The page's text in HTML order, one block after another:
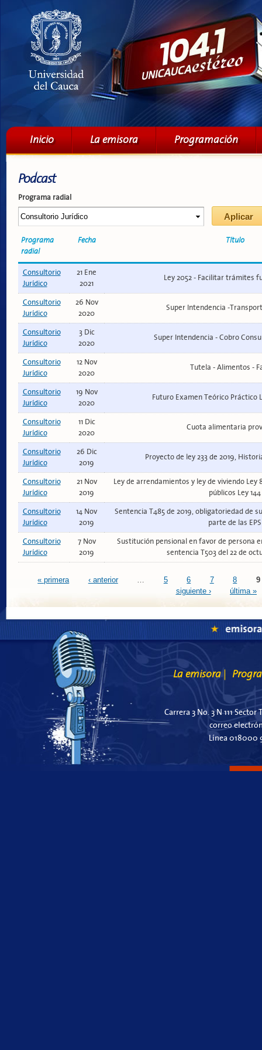
Menú principal
Inicio La emisora Programación
Podcast
Programa radial
Programa
radial
Fecha Título
Consultorio
Jurídico
21 Ene
2021
Ley 2052 - Facilitar trámites
Consultorio
Jurídico
26 Nov
2020
Super Intendencia -
Consultorio
Jurídico
3 Dic
2020
Super Intendencia - Cobro
Consultorio
Jurídico
12 Nov
2020
Tutela - Alimentos -
Consultorio
Jurídico
19 Nov
2020
Futuro Examen Teórico Práctico
Consultorio
Jurídico
11 Dic
2020
Cuota alimentaria
Consultorio
Jurídico
26 Dic
2019
Proyecto de ley 233 de 2019,
Consultorio
Jurídico
21 Nov
2019
Ley de arrendamientos y ley de viviendo Ley
públicos Ley 144
Consultorio
Jurídico
14 Nov
2019
Sentencia T485 de 2019, obligatoriedad de
parte de las EPS
Consultorio
Jurídico
7 Nov
2019
Sustitución pensional en favor de persona
sentencia T503 del 22 de
Páginas
« primera ‹ anterior 5 6 7 8
9
siguiente ›
última »
La emisora
Carrera 3 No. 3 N 111
correo
Línea 018000